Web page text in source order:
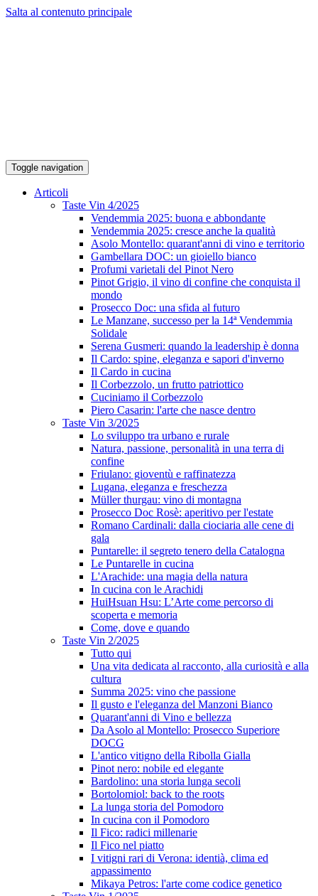
Salta al contenuto principale
Toggle navigation
Articoli
Taste Vin 4/2025
Vendemmia 2025: buona e abbondante
Vendemmia 2025: cresce anche la qualità
Asolo Montello: quarant'anni di vino e territorio
Gambellara DOC: un gioiello bianco
Profumi varietali del Pinot Nero
Pinot Grigio, il vino di confine che conquista il
mondo
Prosecco Doc: una sfida al futuro
Le Manzane, successo per la 14ª Vendemmia
Solidale
Serena Gusmeri: quando la leadership è donna
Il Cardo: spine, eleganza e sapori d'inverno
Il Cardo in cucina
Il Corbezzolo, un frutto patriottico
Cuciniamo il Corbezzolo
Piero Casarin: l'arte che nasce dentro
Taste Vin 3/2025
Lo sviluppo tra urbano e rurale
Natura, passione, personalità in una terra di
confine
Friulano: gioventù e raffinatezza
Lugana, eleganza e freschezza
Müller thurgau: vino di montagna
Prosecco Doc Rosè: aperitivo per l'estate
Romano Cardinali: dalla ciociaria alle cene di
gala
Puntarelle: il segreto tenero della Catalogna
Le Puntarelle in cucina
L'Arachide: una magia della natura
In cucina con le Arachidi
HuiHsuan Hsu: L’Arte come percorso di
scoperta e memoria
Come, dove e quando
Taste Vin 2/2025
Tutto qui
Una vita dedicata al racconto, alla curiosità e alla
cultura
Summa 2025: vino che passione
Il gusto e l'eleganza del Manzoni Bianco
Quarant'anni di Vino e bellezza
Da Asolo al Montello: Prosecco Superiore
DOCG
L'antico vitigno della Ribolla Gialla
Pinot nero: nobile ed elegante
Bardolino: una storia lunga secoli
Bortolomiol: back to the roots
La lunga storia del Pomodoro
In cucina con il Pomodoro
Il Fico: radici millenarie
Il Fico nel piatto
I vitigni rari di Verona: identià, clima ed
appassimento
Mikaya Petros: l'arte come codice genetico